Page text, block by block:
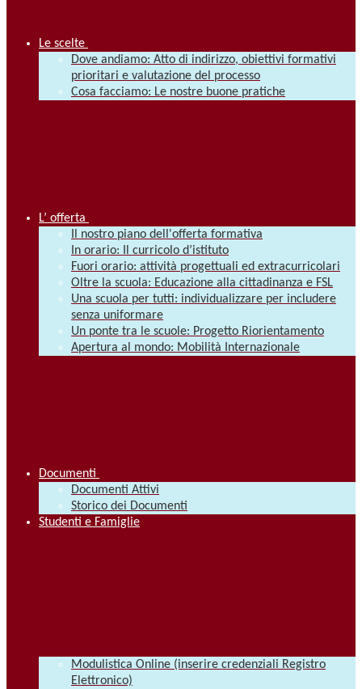
Le scelte
Dove andiamo: Atto di indirizzo, obiettivi formativi
prioritari e valutazione del processo
Cosa facciamo: Le nostre buone pratiche
L’ offerta
Il nostro piano dell'offerta formativa
In orario: Il curricolo d’istituto
Fuori orario: attività progettuali ed extracurricolari
Oltre la scuola: Educazione alla cittadinanza e FSL
Una scuola per tutti: individualizzare per includere
senza uniformare
Un ponte tra le scuole: Progetto Riorientamento
Apertura al mondo: Mobilità Internazionale
Documenti
Documenti Attivi
Storico dei Documenti
Studenti e Famiglie
Modulistica Online (inserire credenziali Registro
Elettronico)